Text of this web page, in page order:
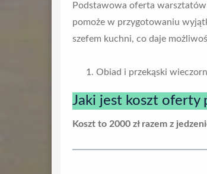
Podstawowa oferta
pomoże w przygotowaniu
szefem kuchni, co daje
Obiad i przekąski
Jaki jest koszt oferty
Koszt to 2000 zł razem z